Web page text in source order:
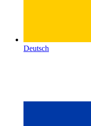
Deutsch